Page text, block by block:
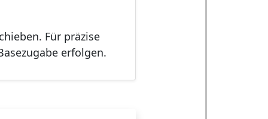
Für präzise
erfolgen.